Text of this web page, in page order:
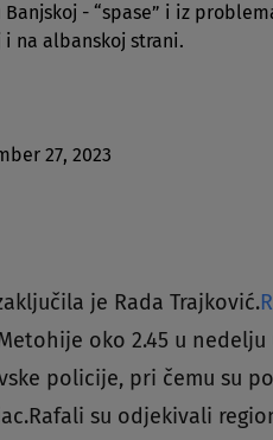
- “spase” i iz
na albanskoj strani.
27, 2023
je Rada Trajković.
oko 2.45 u
policije, pri čemu su
su odjekivali